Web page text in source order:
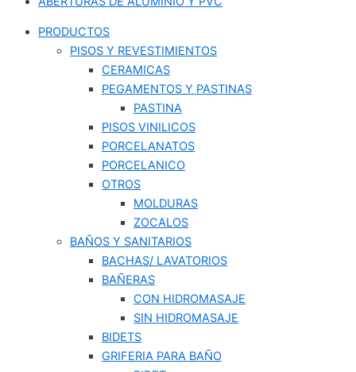
PRODUCTOS
PISOS Y REVESTIMIENTOS
CERAMICAS
PEGAMENTOS Y PASTINAS
PASTINA
PISOS VINILICOS
PORCELANATOS
PORCELANICO
OTROS
MOLDURAS
ZOCALOS
BAÑOS Y SANITARIOS
BACHAS/ LAVATORIOS
BAÑERAS
CON HIDROMASAJE
SIN HIDROMASAJE
BIDETS
GRIFERIA PARA BAÑO